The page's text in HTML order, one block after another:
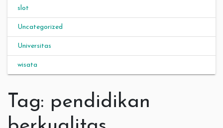
slot
Uncategorized
Universitas
wisata
Tag: pendidikan